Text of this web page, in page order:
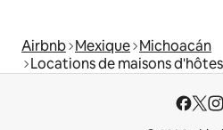
Airbnb Mexique Michoacán
Locations de maisons d'hôtes